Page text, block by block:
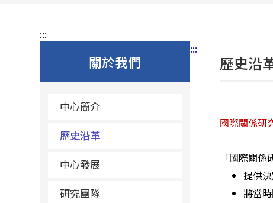
:::
關於我們
中心簡介
歷史沿革
中心發展
研究團隊
:::
歷史沿
國際關係研
「國際關
提供
將當